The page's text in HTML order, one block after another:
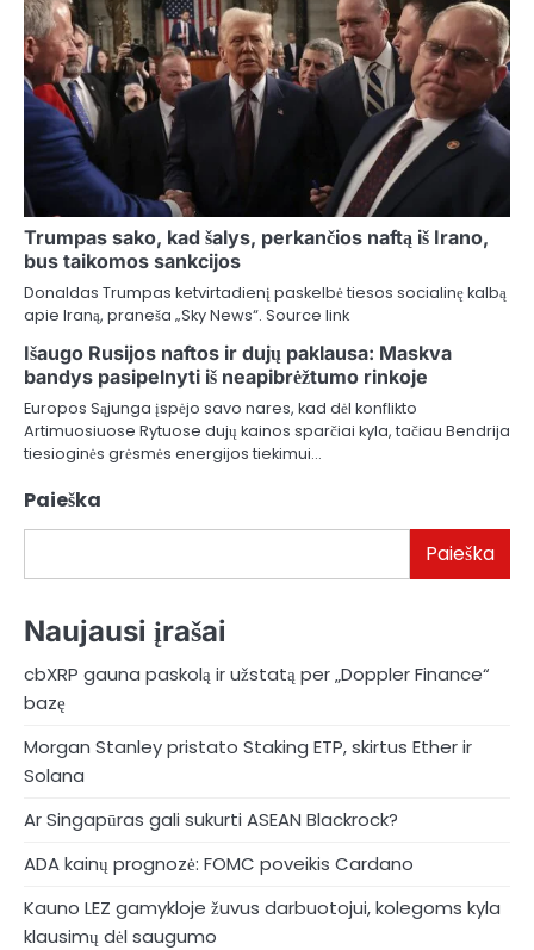
Trumpas sako, kad šalys, perkančios naftą iš Irano,
bus taikomos sankcijos
Donaldas Trumpas ketvirtadienį paskelbė tiesos socialinę kalbą
apie Iraną, praneša „Sky News“. Source link
Išaugo Rusijos naftos ir dujų paklausa: Maskva
bandys pasipelnyti iš neapibrėžtumo rinkoje
Europos Sąjunga įspėjo savo nares, kad dėl konflikto
Artimuosiuose Rytuose dujų kainos sparčiai kyla, tačiau Bendrija
tiesioginės grėsmės energijos tiekimui…
Paieška
Paieška
Naujausi įrašai
cbXRP gauna paskolą ir užstatą per „Doppler Finance“
bazę
Morgan Stanley pristato Staking ETP, skirtus Ether ir
Solana
Ar Singapūras gali sukurti ASEAN Blackrock?
ADA kainų prognozė: FOMC poveikis Cardano
Kauno LEZ gamykloje žuvus darbuotojui, kolegoms kyla
klausimų dėl saugumo